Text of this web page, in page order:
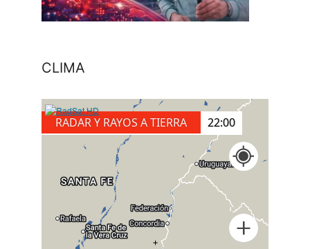
CLIMA
RADAR Y RAYOS A TIERRA 22:00
+